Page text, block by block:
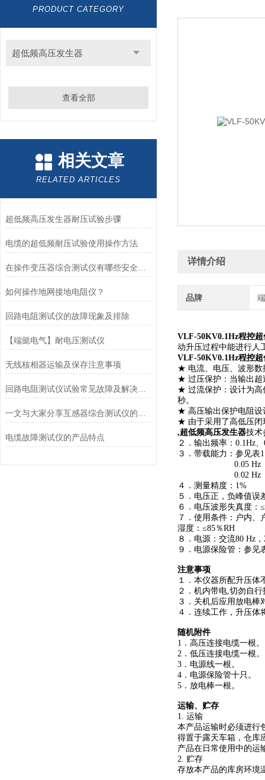
PRODUCT CATEGORY
超低频高压发生器
查看全部
相关文章
RELATED ARTICLES
超低频高压发生器耐压试验步骤
电缆的超低频耐压试验使用操作方法
如何操作地网接地电阻仪？
回路电阻测试仪的故障现象及排除
【端懿电气】耐电压测试仪
无线核相器运输及保存注意事项
回路电阻测试仪试验常见故障及解决方法
电缆故障测试仪的产品特点
详情介绍
品牌
VLF-50KV0.1Hz程控
动升压过程中能进行人
VLF-50KV0.1Hz程控
★ 电流、电压、波形数
★ 过压保护：当输出超
★ 过流保护：设计为高
秒。
★ 高压输出保护电阻设
★ 由于采用了高低压闭
,超低频高压发生器技术
２．输出频率：0.1Hz
３．带载能力：参见
0.05 Hz zui
0.02 Hz zui
４．测量精度：1%
５．电压正，负峰值误
６．电压波形失真度：
７．使用条件：户内
湿度：≤85％RH
８．电源：交流80 Hz
９．电源保险管：参见
注意事项
１．本仪器所配升压体
２．机内带电,切勿自
３．关机后应用放电棒
４．连续工作，升压体
随机附件
1．高压连接电缆一根。
2．低压连接电缆一根。
3．电源线一根。
4．电源保险管十只。
5．放电棒一根。
运输、贮存
1. 运输
本产品运输时必须进行
得置于露天车箱，仓库
产品在日常使用中的运
2. 贮存
存放本产品的库房环境